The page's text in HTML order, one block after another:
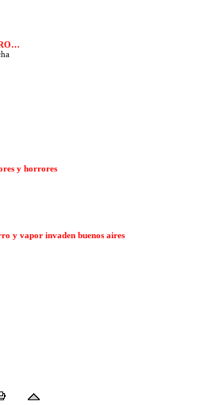
y horrores
y vapor invaden buenos aires